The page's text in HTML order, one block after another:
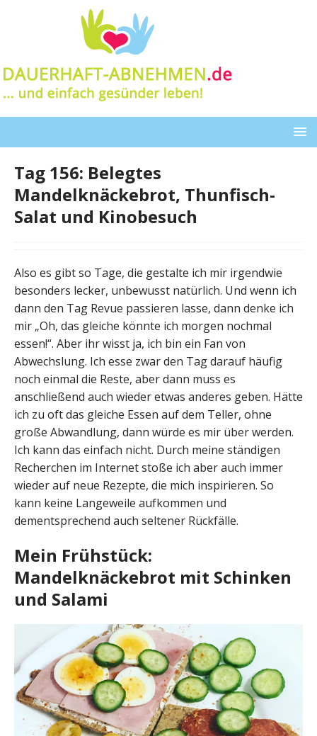
Tag 156: Belegtes
Mandelknäckebrot, Thunfisch-
Salat und Kinobesuch
Also es gibt so Tage, die gestalte ich mir irgendwie
besonders lecker, unbewusst natürlich. Und wenn ich
dann den Tag Revue passieren lasse, dann denke ich
mir „Oh, das gleiche könnte ich morgen nochmal
essen!“. Aber ihr wisst ja, ich bin ein Fan von
Abwechslung. Ich esse zwar den Tag darauf häufig
noch einmal die Reste, aber dann muss es
anschließend auch wieder etwas anderes geben. Hätte
ich zu oft das gleiche Essen auf dem Teller, ohne
große Abwandlung, dann würde es mir über werden.
Ich kann das einfach nicht. Durch meine ständigen
Recherchen im Internet stoße ich aber auch immer
wieder auf neue Rezepte, die mich inspirieren. So
kann keine Langeweile aufkommen und
dementsprechend auch seltener Rückfälle.
Mein Frühstück:
Mandelknäckebrot mit Schinken
und Salami